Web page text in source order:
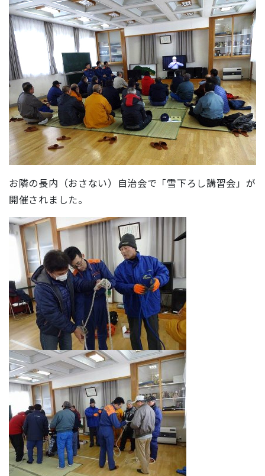
お隣の長内（おさない）自治会で「雪下ろし講習会」が
開催されました。